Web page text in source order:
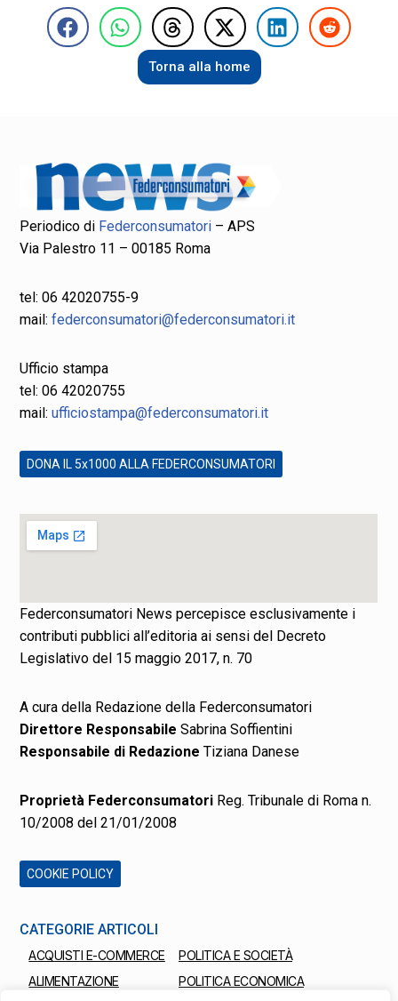
Torna alla home
Periodico di Federconsumatori – APS
Via Palestro 11 – 00185 Roma
tel: 06 42020755-9
mail:federconsumatori@federconsumatori.it
Ufficio stampa
tel: 06 42020755
mail:ufficiostampa@federconsumatori.it
DONA IL 5x1000 ALLA FEDERCONSUMATORI
Federconsumatori News percepisce esclusivamente i
contributi pubblici all’editoria ai sensi del Decreto
Legislativo del 15 maggio 2017, n. 70
A cura della Redazione della Federconsumatori
Direttore Responsabile Sabrina Soffientini
Responsabile di Redazione Tiziana Danese
Proprietà Federconsumatori Reg. Tribunale di Roma n.
10/2008 del 21/01/2008
COOKIE POLICY
CATEGORIE ARTICOLI
ACQUISTI E-COMMERCE
ALIMENTAZIONE
POLITICA E SOCIETÀ
POLITICA ECONOMICA